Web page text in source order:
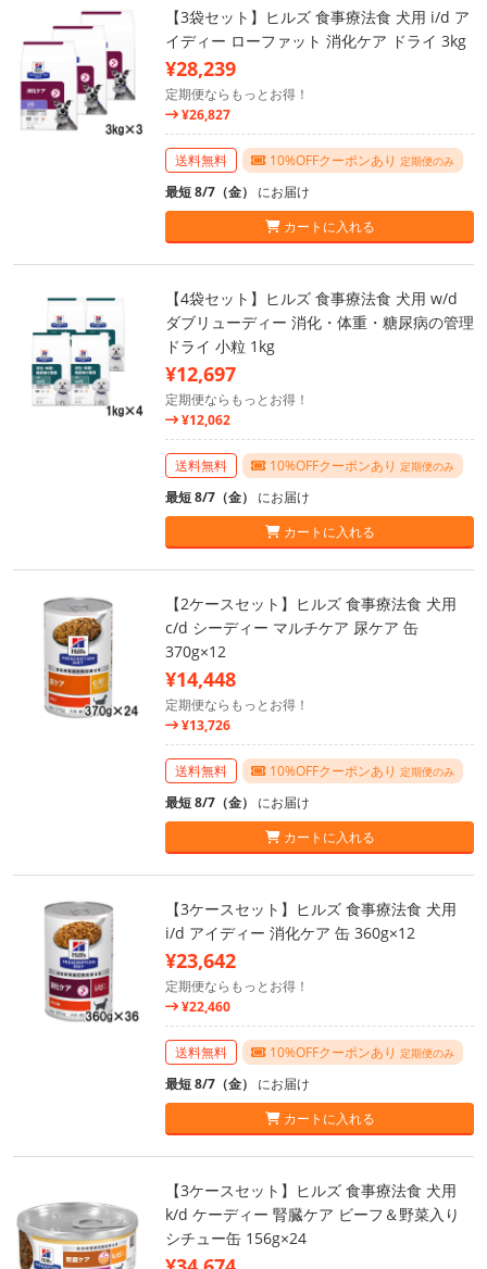
【3袋セット】ヒルズ 食事療法食 犬用 i/d ア
イディー ローファット 消化ケア ドライ 3kg
¥28,239
定期便ならもっとお得！
¥26,827
送料無料 10%OFFクーポンあり 定期便のみ
最短 8/7（金） にお届け
カートに入れる
【4袋セット】ヒルズ 食事療法食 犬用 w/d
ダブリューディー 消化・体重・糖尿病の管理
ドライ 小粒 1kg
¥12,697
定期便ならもっとお得！
¥12,062
送料無料 10%OFFクーポンあり 定期便のみ
最短 8/7（金） にお届け
カートに入れる
【2ケースセット】ヒルズ 食事療法食 犬用
c/d シーディー マルチケア 尿ケア 缶
370g×12
¥14,448
定期便ならもっとお得！
¥13,726
送料無料 10%OFFクーポンあり 定期便のみ
最短 8/7（金） にお届け
カートに入れる
【3ケースセット】ヒルズ 食事療法食 犬用
i/d アイディー 消化ケア 缶 360g×12
¥23,642
定期便ならもっとお得！
¥22,460
送料無料 10%OFFクーポンあり 定期便のみ
最短 8/7（金） にお届け
カートに入れる
【3ケースセット】ヒルズ 食事療法食 犬用
k/d ケーディー 腎臓ケア ビーフ＆野菜入り
シチュー缶 156g×24